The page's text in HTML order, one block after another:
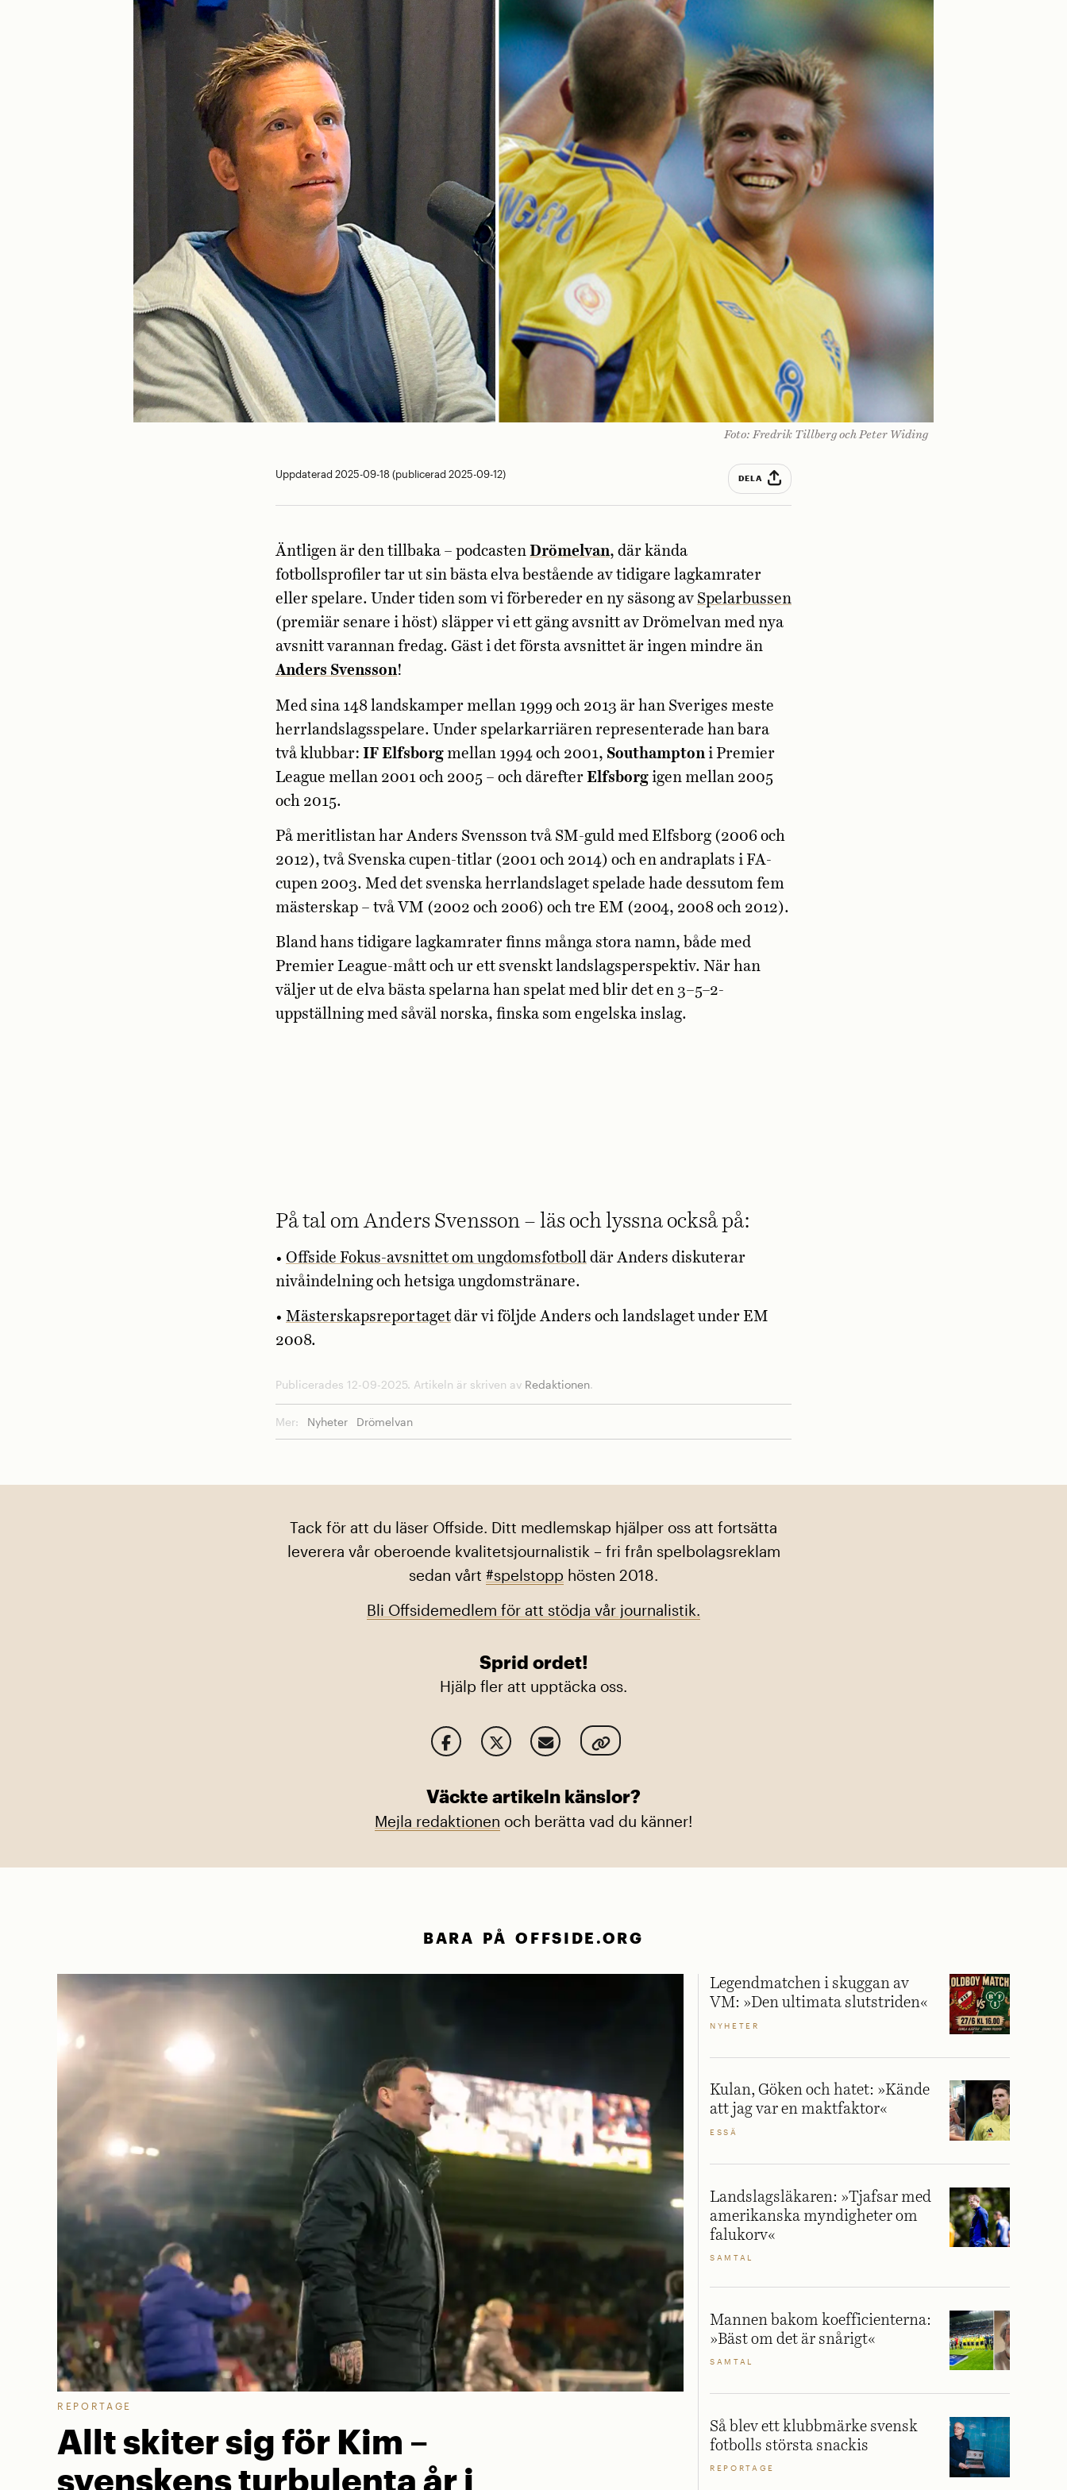
Foto: Fredrik Tillberg och Peter Widing
Uppdaterad 2025-09-18 (publicerad 2025-09-12) DELA
Äntligen är den tillbaka – podcasten Drömelvan, där kända
fotbollsprofiler tar ut sin bästa elva bestående av tidigare lagkamrater
eller spelare. Under tiden som vi förbereder en ny säsong av Spelarbussen
(premiär senare i höst) släpper vi ett gäng avsnitt av Drömelvan med nya
avsnitt varannan fredag. Gäst i det första avsnittet är ingen mindre än
Anders Svensson!
Med sina 148 landskamper mellan 1999 och 2013 är han Sveriges meste
herrlandslagsspelare. Under spelarkarriären representerade han bara
två klubbar: IF Elfsborg mellan 1994 och 2001, Southampton i Premier
League mellan 2001 och 2005 – och därefter Elfsborg igen mellan 2005
och 2015.
På meritlistan har Anders Svensson två SM-guld med Elfsborg (2006 och
2012), två Svenska cupen-titlar (2001 och 2014) och en andraplats i FA-
cupen 2003. Med det svenska herrlandslaget spelade hade dessutom fem
mästerskap – två VM (2002 och 2006) och tre EM (2004, 2008 och 2012).
Bland hans tidigare lagkamrater finns många stora namn, både med
Premier League-mått och ur ett svenskt landslagsperspektiv. När han
väljer ut de elva bästa spelarna han spelat med blir det en 3–5–2-
uppställning med såväl norska, finska som engelska inslag.
På tal om Anders Svensson – läs och lyssna också på:
• Offside Fokus-avsnittet om ungdomsfotboll
där Anders diskuterar
nivåindelning och hetsiga ungdomstränare.
• Mästerskapsreportaget där vi följde Anders och landslaget under EM
2008.
Publicerades 12-09-2025. Artikeln är skriven av Redaktionen.
Mer: Nyheter Drömelvan
Tack för att du läser Offside. Ditt medlemskap hjälper oss att fortsätta
leverera vår oberoende kvalitetsjournalistik – fri från spelbolagsreklam
sedan vårt #spelstopp hösten 2018.
Bli Offsidemedlem för att stödja vår journalistik.
Sprid ordet!
Hjälp fler att upptäcka oss.
Väckte artikeln känslor?
Mejla redaktionen och berätta vad du känner!
BARA PÅ OFFSIDE.ORG
REPORTAGE
Allt skiter sig för Kim –
svenskens turbulenta år i
Legendmatchen i skuggan av
VM: »Den ultimata slutstriden«
NYHETER
Kulan, Göken och hatet: »Kände
att jag var en maktfaktor«
ESSÄ
Landslagsläkaren: »Tjafsar med
amerikanska myndigheter om
falukorv«
SAMTAL
Mannen bakom koefficienterna:
»Bäst om det är snårigt«
SAMTAL
Så blev ett klubbmärke svensk
fotbolls största snackis
REPORTAGE